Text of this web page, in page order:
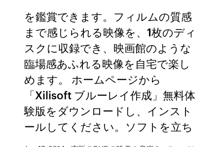
を鑑賞できます。フィルムの質感
まで感じられる映像を、1枚のディ
スクに収録でき、映画館のような
臨場感あふれる映像を自宅で楽し
めます。 ホームページから
「Xilisoft ブルーレイ作成」無料体
験版をダウンロードし、インスト
ールしてください。ソフトを立ち